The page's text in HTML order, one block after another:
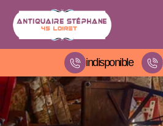
indisponible